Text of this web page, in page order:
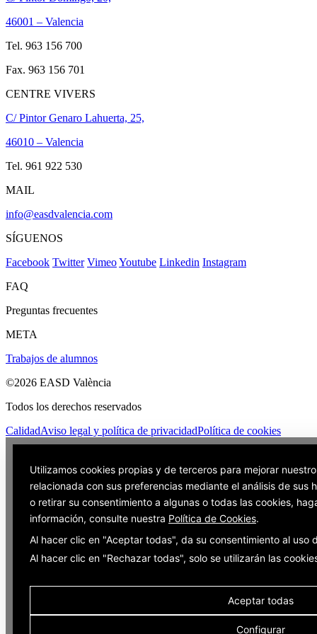
46001 – Valencia
Tel. 963 156 700
Fax. 963 156 701
CENTRE VIVERS
C/ Pintor Genaro Lahuerta, 25,
46010 – Valencia
Tel. 961 922 530
MAIL
info@easdvalencia.com
SÍGUENOS
Facebook Twitter VimeoYoutube Linkedin Instagram
FAQ
Preguntas frecuentes
META
Trabajos de alumnos
©2026 EASD València
Todos los derechos reservados
CalidadAviso legal y política de privacidadPolítica de cookies
Utilizamos cookies propias y de terceros para mejorar
relacionada con sus preferencias mediante el análisis de sus
o retirar su consentimiento a algunas o todas las cookies,
información, consulte nuestra Política de Cookies.
Al hacer clic en "Aceptar todas", da su consentimiento al uso
Al hacer clic en "Rechazar todas", solo se utilizarán las
Aceptar todas
Configurar